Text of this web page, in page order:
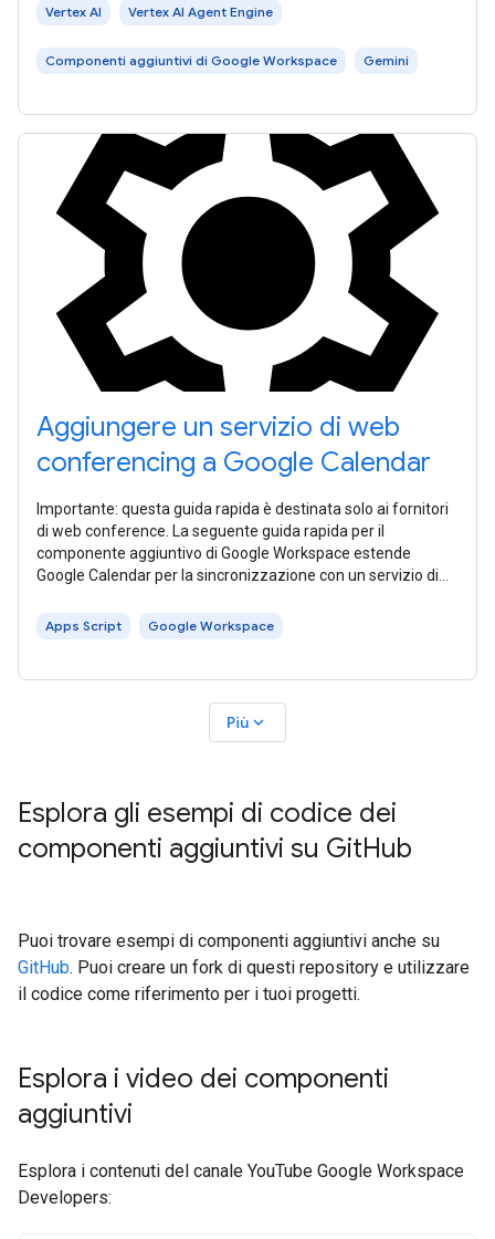
Vertex AI Vertex AI Agent Engine
Componenti aggiuntivi di Google Workspace Gemini
Aggiungere un servizio di web
conferencing a Google Calendar
Importante: questa guida rapida è destinata solo ai fornitori
di web conference. La seguente guida rapida per il
componente aggiuntivo di Google Workspace estende
Google Calendar per la sincronizzazione con un servizio di
Apps Script Google Workspace
Più expand_more
Esplora gli esempi di codice dei
componenti aggiuntivi su GitHub
Puoi trovare esempi di componenti aggiuntivi anche su
GitHub. Puoi creare un fork di questi repository e utilizzare
il codice come riferimento per i tuoi progetti.
Esplora i video dei componenti
aggiuntivi
Esplora i contenuti del canale YouTube Google Workspace
Developers: